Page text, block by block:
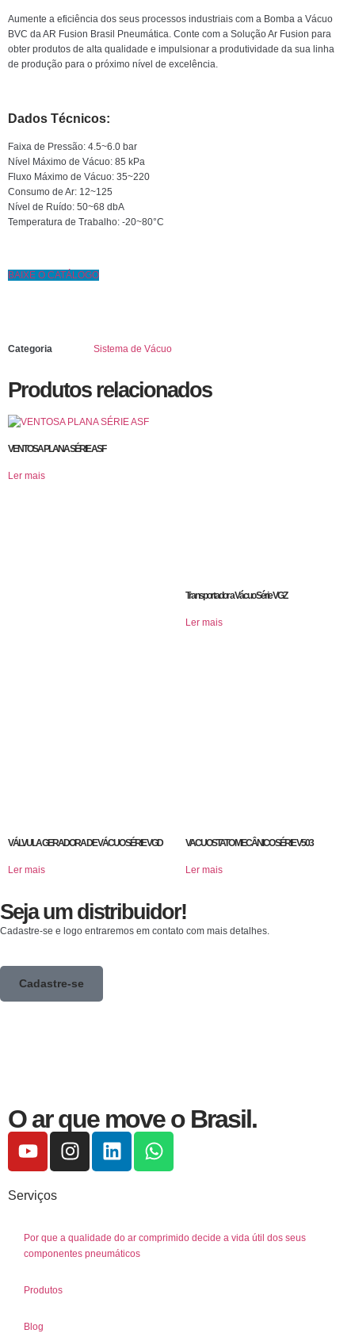
Aumente a eficiência dos seus processos industriais com a Bomba a Vácuo
BVC da AR Fusion Brasil Pneumática. Conte com a Solução Ar Fusion para
obter produtos de alta qualidade e impulsionar a produtividade da sua linha
de produção para o próximo nível de excelência.
Dados Técnicos:
Faixa de Pressão: 4.5~6.0 bar
Nível Máximo de Vácuo: 85 kPa
Fluxo Máximo de Vácuo: 35~220
Consumo de Ar: 12~125
Nível de Ruído: 50~68 dbA
Temperatura de Trabalho: -20~80°C
BAIXE O CATÁLOGO
Categoria Sistema de Vácuo
Produtos relacionados
VENTOSA PLANA SÉRIE ASF
Ler mais
Transportador a Vácuo Série VGZ
Ler mais
VÁLVULA GERADORA DE VÁCUO SÉRIE VGD
Ler mais
VACUOSTATO MECÂNICO SÉRIE V503
Ler mais
Seja um distribuidor!
Cadastre-se e logo entraremos em contato com mais detalhes.
Cadastre-se
O ar que move o Brasil.
Serviços
Por que a qualidade do ar comprimido decide a vida útil dos seus
componentes pneumáticos
Produtos
Blog